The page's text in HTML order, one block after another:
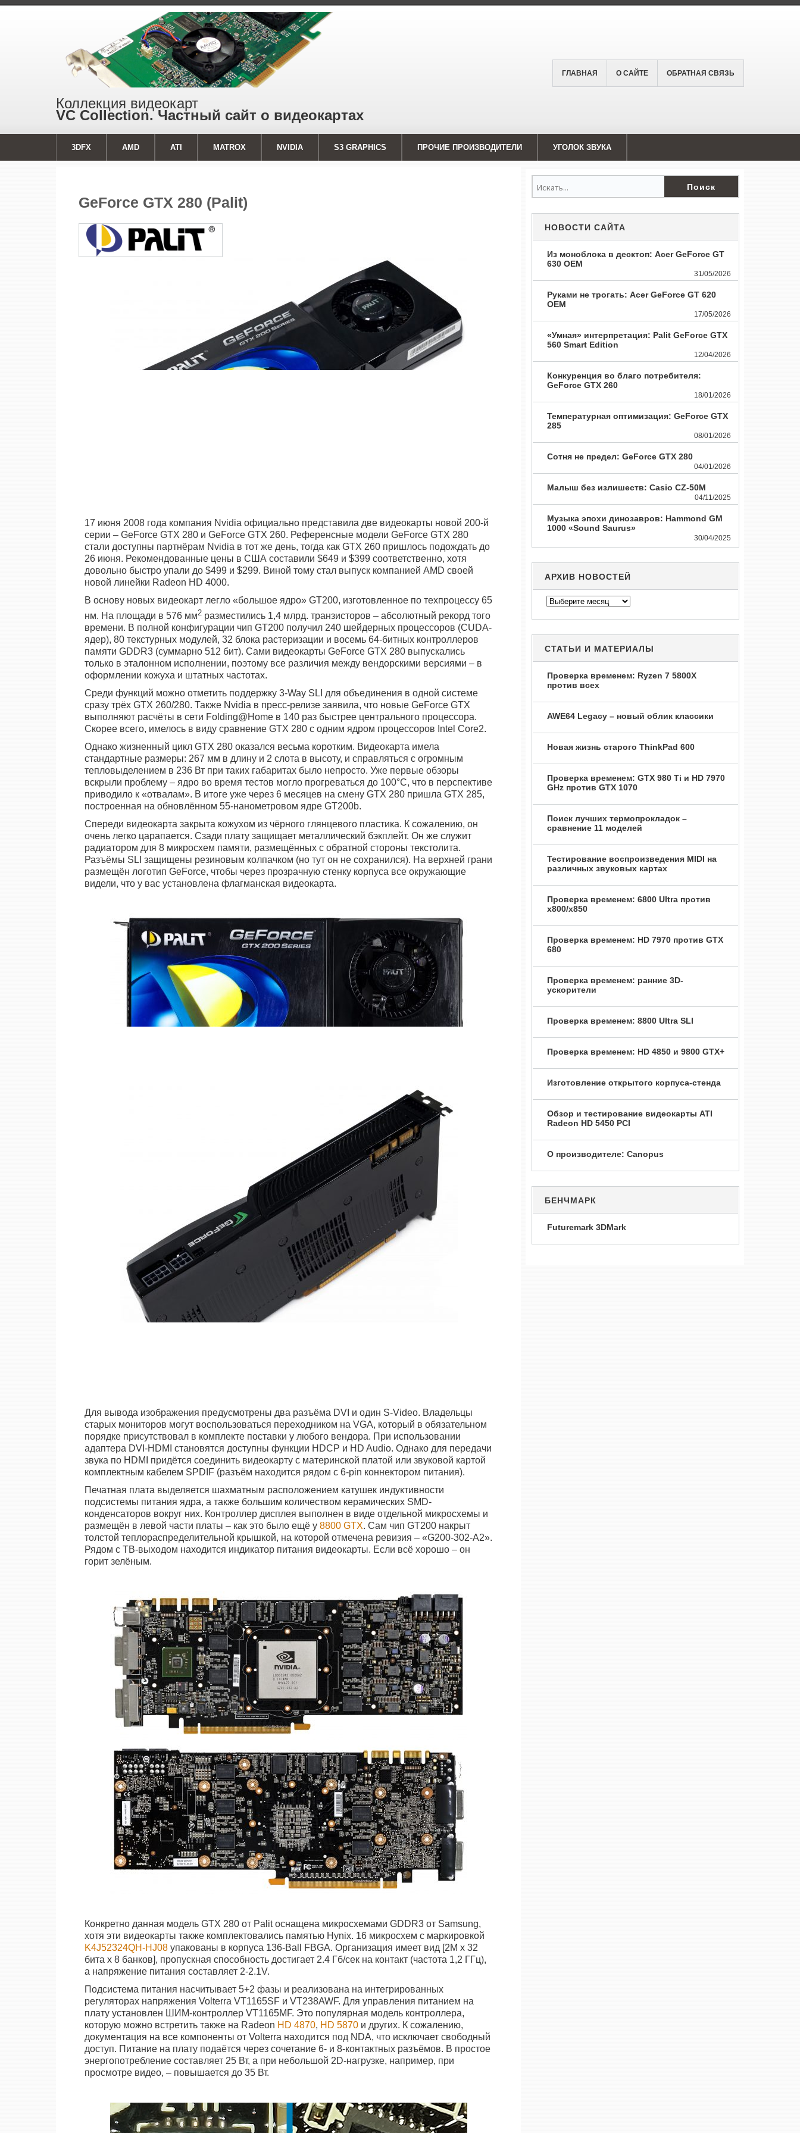
Коллекция видеокарт
VC Collection. Частный сайт о видеокартах
ГЛАВНАЯ О САЙТЕ ОБРАТНАЯ СВЯЗЬ
3DFX AMD ATI MATROX NVIDIA S3 GRAPHICS ПРОЧИЕ ПРОИЗВОДИТЕЛИ УГОЛОК ЗВУКА
GeForce GTX 280 (Palit)
17 июня 2008 года компания Nvidia официально представила две видеокарты новой 200-й
серии – GeForce GTX 280 и GeForce GTX 260. Референсные модели GeForce GTX 280
стали доступны партнёрам Nvidia в тот же день, тогда как GTX 260 пришлось подождать до
26 июня. Рекомендованные цены в США составили $649 и $399 соответственно, хотя
довольно быстро упали до $499 и $299. Виной тому стал выпуск компанией AMD своей
новой линейки Radeon HD 4000.
В основу новых видеокарт легло «большое ядро» GT200, изготовленное по техпроцессу 65
нм. На площади в 576 мм2разместились 1,4 млрд. транзисторов – абсолютный рекорд того
времени. В полной конфигурации чип GT200 получил 240 шейдерных процессоров (CUDA-
ядер), 80 текстурных модулей, 32 блока растеризации и восемь 64-битных контроллеров
памяти GDDR3 (суммарно 512 бит). Сами видеокарты GeForce GTX 280 выпускались
только в эталонном исполнении, поэтому все различия между вендорскими версиями – в
оформлении кожуха и штатных частотах.
Среди функций можно отметить поддержку 3-Way SLI для объединения в одной системе
сразу трёх GTX 260/280. Также Nvidia в пресс-релизе заявила, что новые GeForce GTX
выполняют расчёты в сети Folding@Home в 140 раз быстрее центрального процессора.
Скорее всего, имелось в виду сравнение GTX 280 с одним ядром процессоров Intel Core2.
Однако жизненный цикл GTX 280 оказался весьма коротким. Видеокарта имела
стандартные размеры: 267 мм в длину и 2 слота в высоту, и справляться с огромным
тепловыделением в 236 Вт при таких габаритах было непросто. Уже первые обзоры
вскрыли проблему – ядро во время тестов могло прогреваться до 100°C, что в перспективе
приводило к «отвалам». В итоге уже через 6 месяцев на смену GTX 280 пришла GTX 285,
построенная на обновлённом 55-нанометровом ядре GT200b.
Спереди видеокарта закрыта кожухом из чёрного глянцевого пластика. К сожалению, он
очень легко царапается. Сзади плату защищает металлический бэкплейт. Он же служит
радиатором для 8 микросхем памяти, размещённых с обратной стороны текстолита.
Разъёмы SLI защищены резиновым колпачком (но тут он не сохранился). На верхней грани
размещён логотип GeForce, чтобы через прозрачную стенку корпуса все окружающие
видели, что у вас установлена флагманская видеокарта.
Для вывода изображения предусмотрены два разъёма DVI и один S-Video. Владельцы
старых мониторов могут воспользоваться переходником на VGA, который в обязательном
порядке присутствовал в комплекте поставки у любого вендора. При использовании
адаптера DVI-HDMI становятся доступны функции HDCP и HD Audio. Однако для передачи
звука по HDMI придётся соединить видеокарту с материнской платой или звуковой картой
комплектным кабелем SPDIF (разъём находится рядом с 6-pin коннектором питания).
Печатная плата выделяется шахматным расположением катушек индуктивности
подсистемы питания ядра, а также большим количеством керамических SMD-
конденсаторов вокруг них. Контроллер дисплея выполнен в виде отдельной микросхемы и
размещён в левой части платы – как это было ещё у 8800 GTX. Сам чип GT200 накрыт
толстой теплораспределительной крышкой, на которой отмечена ревизия – «G200-302-A2».
Рядом с ТВ-выходом находится индикатор питания видеокарты. Если всё хорошо – он
горит зелёным.
Конкретно данная модель GTX 280 от Palit оснащена микросхемами GDDR3 от Samsung,
хотя эти видеокарты также комплектовались памятью Hynix. 16 микросхем с маркировкой
K4J52324QH-HJ08упакованы в корпуса 136-Ball FBGA. Организация имеет вид [2M x 32
бита x 8 банков], пропускная способность достигает 2.4 Гб/сек на контакт (частота 1,2 ГГц),
а напряжение питания составляет 2-2.1V.
Подсистема питания насчитывает 5+2 фазы и реализована на интегрированных
регуляторах напряжения Volterra VT1165SF и VT238AWF. Для управления питанием на
плату установлен ШИМ-контроллер VT1165MF. Это популярная модель контроллера,
которую можно встретить также на Radeon HD 4870, HD 5870и других. К сожалению,
документация на все компоненты от Volterra находится под NDA, что исключает свободный
доступ. Питание на плату подаётся через сочетание 6- и 8-контактных разъёмов. В простое
энергопотребление составляет 25 Вт, а при небольшой 2D-нагрузке, например, при
просмотре видео, – повышается до 35 Вт.
НОВОСТИ САЙТА
Из моноблока в десктоп: Acer GeForce GT
630 OEM
31/05/2026
Руками не трогать: Acer GeForce GT 620
OEM
17/05/2026
«Умная» интерпретация: Palit GeForce GTX
560 Smart Edition
12/04/2026
Конкуренция во благо потребителя:
GeForce GTX 260
18/01/2026
Температурная оптимизация: GeForce GTX
285
08/01/2026
Сотня не предел: GeForce GTX 280
04/01/2026
Малыш без излишеств: Casio CZ-50M
04/11/2025
Музыка эпохи динозавров: Hammond GM
1000 «Sound Saurus»
30/04/2025
АРХИВ НОВОСТЕЙ
Архив
новостей
СТАТЬИ И МАТЕРИАЛЫ
Проверка временем: Ryzen 7 5800X
против всех
AWE64 Legacy – новый облик классики
Новая жизнь старого ThinkPad 600
Проверка временем: GTX 980 Ti и HD 7970
GHz против GTX 1070
Поиск лучших термопрокладок –
сравнение 11 моделей
Тестирование воспроизведения MIDI на
различных звуковых картах
Проверка временем: 6800 Ultra против
x800/x850
Проверка временем: HD 7970 против GTX
680
Проверка временем: ранние 3D-
ускорители
Проверка временем: 8800 Ultra SLI
Проверка временем: HD 4850 и 9800 GTX+
Изготовление открытого корпуса-стенда
Обзор и тестирование видеокарты ATI
Radeon HD 5450 PCI
О производителе: Canopus
БЕНЧМАРК
Futuremark 3DMark